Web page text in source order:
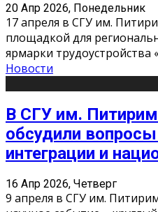
20 Апр 2026, Понедельник
17 апреля в СГУ им.
площадкой для
ярмарки трудоустройства
Новости
В СГУ им.
обсудили
интеграции и
16 Апр 2026, Четверг
9 апреля в СГУ им.